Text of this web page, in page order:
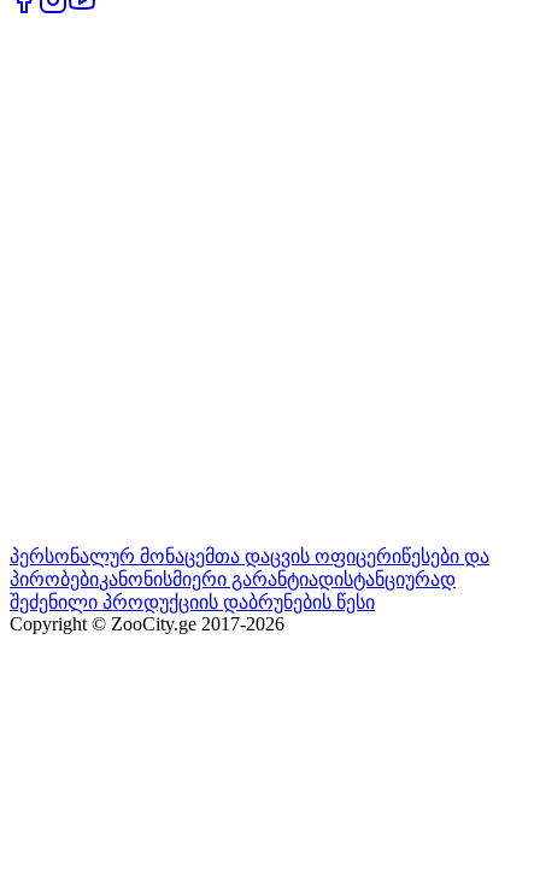
პერსონალურ მონაცემთა დაცვის ოფიცერიწესები და
პირობებიკანონისმიერი გარანტიადისტანციურად
შეძენილი პროდუქციის დაბრუნების წესი
Copyright © ZooCity.ge 2017-2026